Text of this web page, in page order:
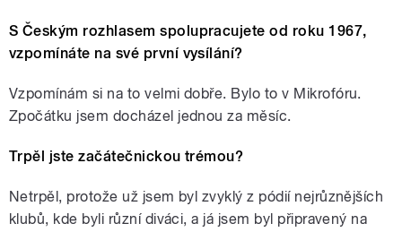
S Českým rozhlasem spolupracujete od roku 1967,
vzpomínáte na své první vysílání?
Vzpomínám si na to velmi dobře. Bylo to v Mikrofóru.
Zpočátku jsem docházel jednou za měsíc.
Trpěl jste začátečnickou trémou?
Netrpěl, protože už jsem byl zvyklý z pódií nejrůznějších
klubů, kde byli různí diváci, a já jsem byl připravený na